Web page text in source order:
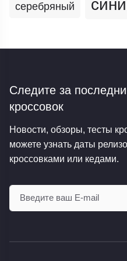
серебряный
Следите за
кроссовок
Новости, обзоры, тесты
можете узнать даты
кроссовками или кедами.